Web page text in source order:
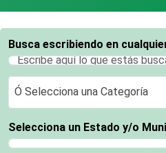
Busca escribiendo en
Ó Selecciona una Categoría
Ó Selecciona una Categoría
Selecciona un Estado y/o
Selecciona un Estado